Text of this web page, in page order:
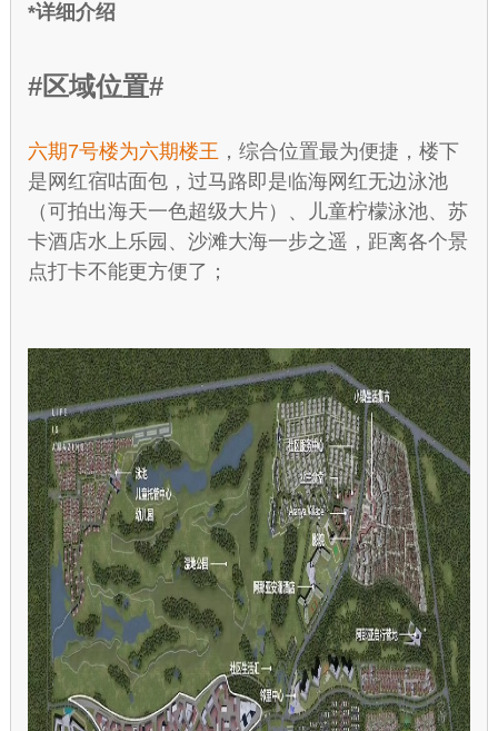
*详细介绍
#区域位置#
六期7号楼为六期楼王 ，综合位置最为便捷，楼下
是网红宿咕面包，过马路即是临海网红无边泳池
（可拍出海天一色超级大片）、儿童柠檬泳池、苏
卡酒店水上乐园、沙滩大海一步之遥，距离各个景
点打卡不能更方便了；